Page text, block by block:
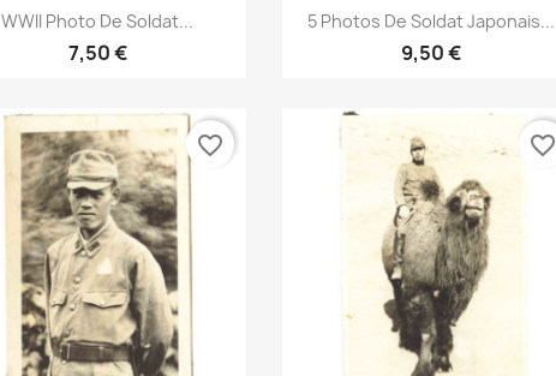
Aperçu rapide
WWII Photo De Soldat...
7,50 €
Aperçu rapide
5 Photos De Soldat Japonais...
9,50 €
favorite_border favorite_border